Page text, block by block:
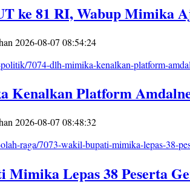
ke 81 RI, Wabup Mimika
2026-08-07 08:54:24
Kenalkan Platform
2026-08-07 08:48:32
Mimika Lepas 38 Peserta